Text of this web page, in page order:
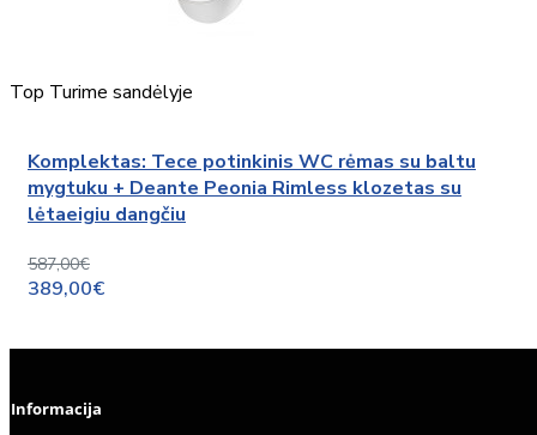
Top Turime sandėlyje
Komplektas: Tece potinkinis WC rėmas su baltu
mygtuku + Deante Peonia Rimless klozetas su
lėtaeigiu dangčiu
587,00€
389,00€
Informacija